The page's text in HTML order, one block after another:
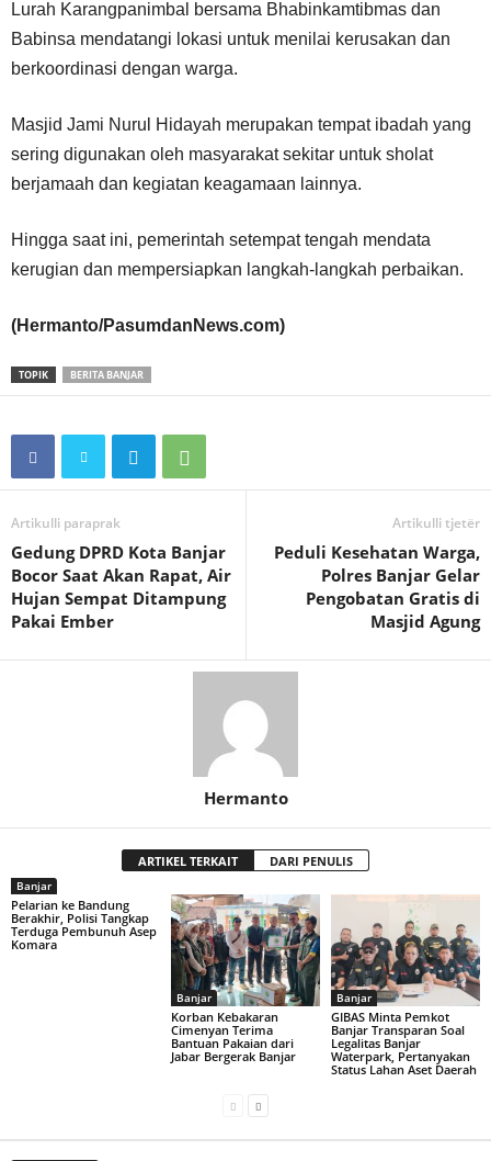
Lurah Karangpanimbal bersama Bhabinkamtibmas dan
Babinsa mendatangi lokasi untuk menilai kerusakan dan
berkoordinasi dengan warga.
Masjid Jami Nurul Hidayah merupakan tempat ibadah yang
sering digunakan oleh masyarakat sekitar untuk sholat
berjamaah dan kegiatan keagamaan lainnya.
Hingga saat ini, pemerintah setempat tengah mendata
kerugian dan mempersiapkan langkah-langkah perbaikan.
(Hermanto/PasumdanNews.com)
TOPIK BERITA BANJAR
Artikulli paraprak
Gedung DPRD Kota Banjar
Bocor Saat Akan Rapat, Air
Hujan Sempat Ditampung
Pakai Ember
Artikulli tjetër
Peduli Kesehatan Warga,
Polres Banjar Gelar
Pengobatan Gratis di
Masjid Agung
Hermanto
ARTIKEL TERKAIT DARI PENULIS
Banjar
Pelarian ke Bandung
Berakhir, Polisi Tangkap
Terduga Pembunuh Asep
Komara
Banjar
Korban Kebakaran
Cimenyan Terima
Bantuan Pakaian dari
Jabar Bergerak Banjar
Banjar
GIBAS Minta Pemkot
Banjar Transparan Soal
Legalitas Banjar
Waterpark, Pertanyakan
Status Lahan Aset Daerah